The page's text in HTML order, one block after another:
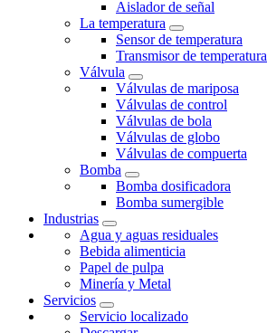
Aislador de señal
La temperatura
Sensor de temperatura
Transmisor de temperatura
Válvula
Válvulas de mariposa
Válvulas de control
Válvulas de bola
Válvulas de globo
Válvulas de compuerta
Bomba
Bomba dosificadora
Bomba sumergible
Industrias
Agua y aguas residuales
Bebida alimenticia
Papel de pulpa
Minería y Metal
Servicios
Servicio localizado